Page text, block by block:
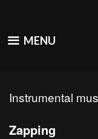
content
MENU
Instrumental
Zapping